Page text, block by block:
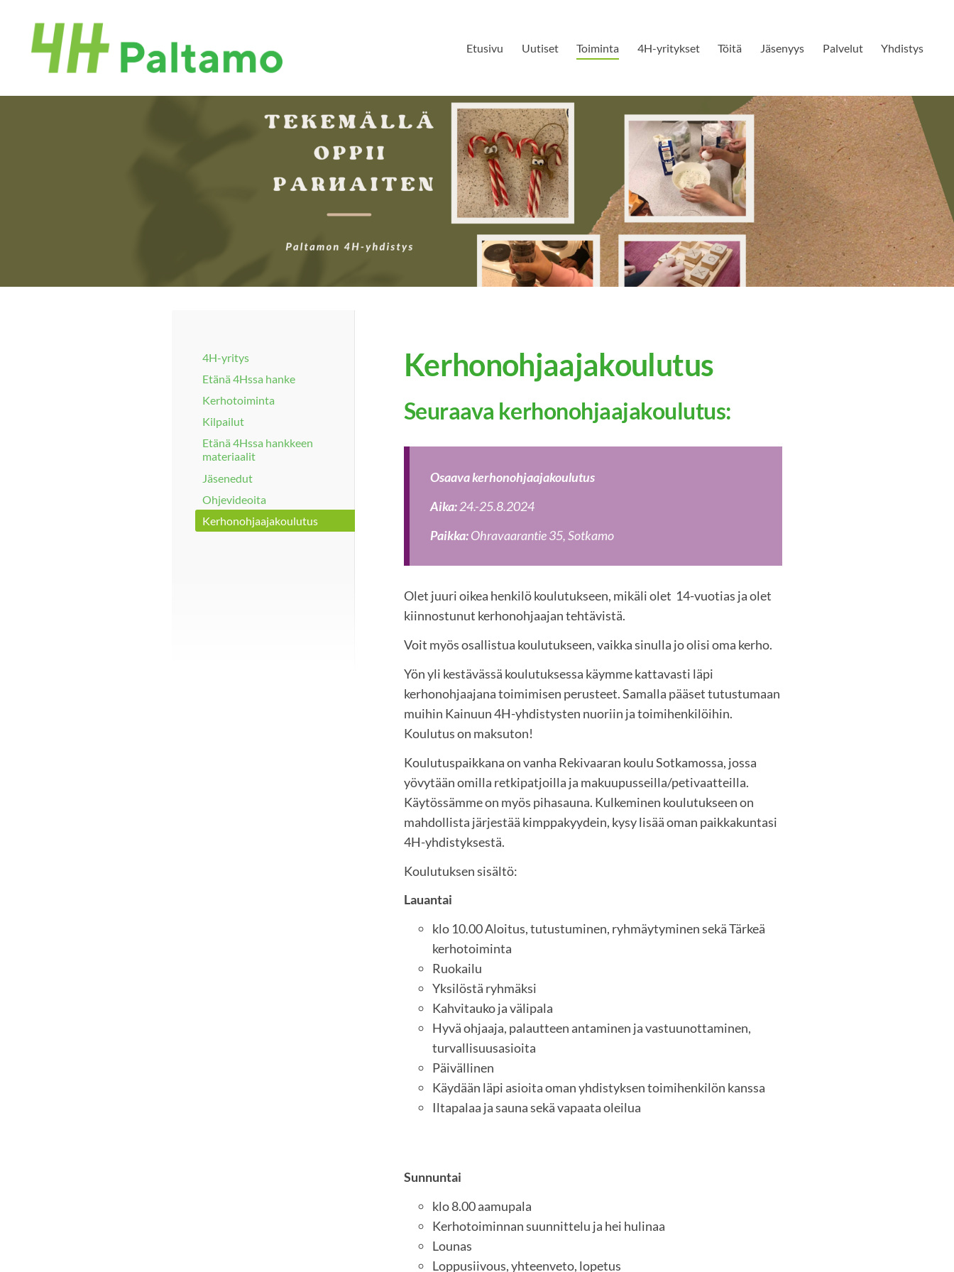
sivun
sisältöön
Paltamon 4H-yhdistys Etusivu Uutiset Toiminta 4H-yritykset Töitä Jäsenyys Palvelut Yhdistys
4H-yritys
Etänä 4Hssa hanke
Kerhotoiminta
Kilpailut
Etänä 4Hssa hankkeen
materiaalit
Jäsenedut
Ohjevideoita
Kerhonohjaajakoulutus
Kerhonohjaajakoulutus
Seuraava kerhonohjaajakoulutus:
Osaava kerhonohjaajakoulutus
Aika:24.-25.8.2024
Paikka:Ohravaarantie 35, Sotkamo
Olet juuri oikea henkilö koulutukseen, mikäli olet 14-vuotias ja olet
kiinnostunut kerhonohjaajan tehtävistä.
Voit myös osallistua koulutukseen, vaikka sinulla jo olisi oma kerho.
Yön yli kestävässä koulutuksessa käymme kattavasti läpi
kerhonohjaajana toimimisen perusteet. Samalla pääset tutustumaan
muihin Kainuun 4H-yhdistysten nuoriin ja toimihenkilöihin.
Koulutus on maksuton!
Koulutuspaikkana on vanha Rekivaaran koulu Sotkamossa, jossa
yövytään omilla retkipatjoilla ja makuupusseilla/petivaatteilla.
Käytössämme on myös pihasauna. Kulkeminen koulutukseen on
mahdollista järjestää kimppakyydein, kysy lisää oman paikkakuntasi
4H-yhdistyksestä.
Koulutuksen sisältö:
Lauantai
klo 10.00 Aloitus, tutustuminen, ryhmäytyminen sekä Tärkeä
kerhotoiminta
Ruokailu
Yksilöstä ryhmäksi
Kahvitauko ja välipala
Hyvä ohjaaja, palautteen antaminen ja vastuunottaminen,
turvallisuusasioita
Päivällinen
Käydään läpi asioita oman yhdistyksen toimihenkilön kanssa
Iltapalaa ja sauna sekä vapaata oleilua
Sunnuntai
klo 8.00 aamupala
Kerhotoiminnan suunnittelu ja hei hulinaa
Lounas
Loppusiivous, yhteenveto, lopetus